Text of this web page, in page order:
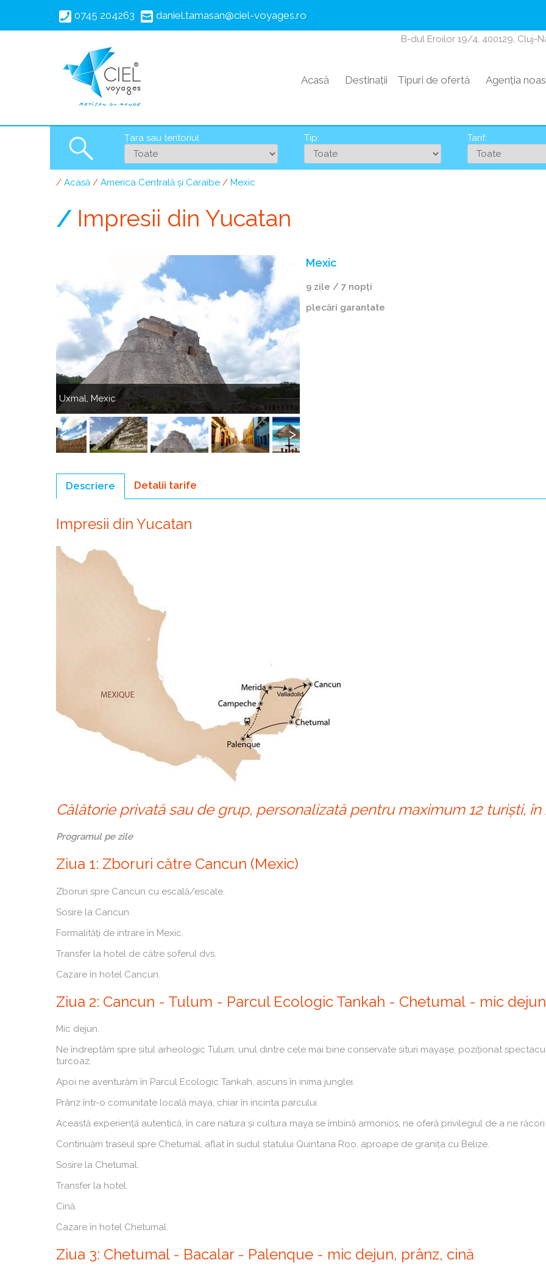
conţinutul
0745 204263 daniel.tamasan@ciel-voyages.ro
B-dul Eroilor 19/4, 400129, Cluj-
Acasă Destinații Tipuri de ofertă Agenția
Search
Țara sau teritoriul Tip: Tarif:
Acasă America Centrală și Caraibe Mexic
Impresii din Yucatan
Uxmal,
Mexic
Uxmal, Mexic
Anterior Următorul
Anterior Următorul
Mexic
9 zile / 7 nopți
plecări garantate
Descriere Detalii tarife
Impresii din Yucatan
Călătorie privată sau de grup, personalizată pentru maximum 12 turiști, în
Programul pe zile
Ziua 1: Zboruri către Cancun (Mexic)
Zboruri spre Cancun cu escală/escale.
Sosire la Cancun.
Formalități de intrare în Mexic.
Transfer la hotel de către șoferul dvs.
Cazare în hotel Cancun.
Ziua 2: Cancun - Tulum - Parcul Ecologic Tankah - Chetumal - mic
Mic dejun.
Ne îndreptăm spre situl arheologic Tulum, unul dintre cele mai bine conservate situri mayașe, poziționat
turcoaz.
Apoi ne aventurăm în Parcul Ecologic Tankah, ascuns în inima junglei.
Prânz într-o comunitate locală maya, chiar în incinta parcului.
Această experiență autentică, în care natura și cultura maya se îmbină armonios, ne oferă privilegiul de a ne
Continuăm traseul spre Chetumal, aflat în sudul statului Quintana Roo, aproape de granița cu Belize.
Sosire la Chetumal.
Transfer la hotel.
Cină.
Cazare în hotel Chetumal.
Ziua 3: Chetumal - Bacalar - Palenque - mic dejun, prânz, cină